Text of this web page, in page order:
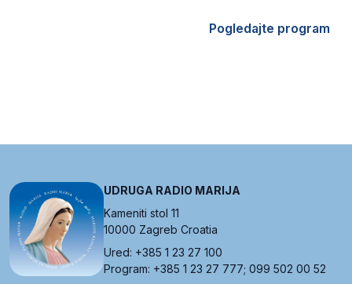
Pogledajte program
UDRUGA RADIO MARIJA
Kameniti stol 11
10000 Zagreb Croatia
Ured: +385 1 23 27 100
Program: +385 1 23 27 777; 099 502 00 52